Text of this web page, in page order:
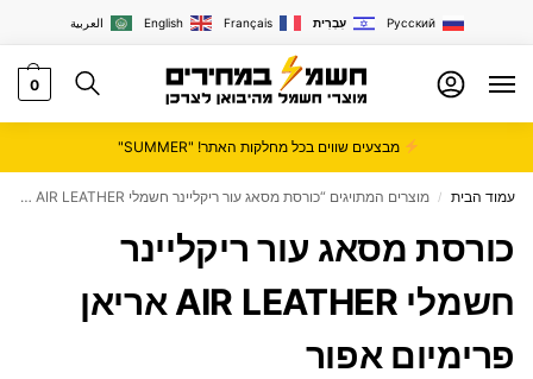
العربية English Français עִבְרִית Русский
0
מבצעים שווים בכל מחלקות האתר! "SUMMER"
עמוד הבית / מוצרים המתויגים “כורסת מסאג עור ריקליינר חשמלי AIR LEATHER אריאן פרימיום אפור”
כורסת מסאג עור ריקליינר
חשמלי AIR LEATHER אריאן
פרימיום אפור